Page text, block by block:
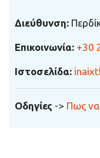
Διεύθυνση:
Επικοινωνία: +30
Ιστοσελίδα:
Οδηγίες -> Πως